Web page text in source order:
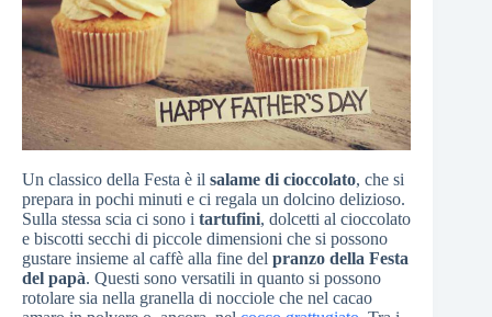
Un classico della Festa è il salame di cioccolato, che si
prepara in pochi minuti e ci regala un dolcino delizioso.
Sulla stessa scia ci sono i tartufini, dolcetti al cioccolato
e biscotti secchi di piccole dimensioni che si possono
gustare insieme al caffè alla fine del pranzo della Festa
del papà. Questi sono versatili in quanto si possono
rotolare sia nella granella di nocciole che nel cacao